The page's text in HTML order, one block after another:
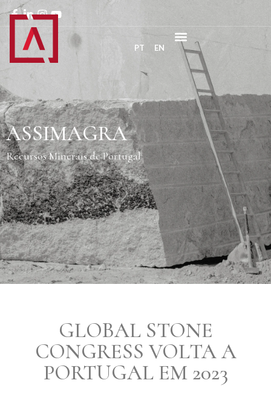
PT EN
ASSIMAGRA
Recursos Minerais de Portugal
GLOBAL STONE
CONGRESS VOLTA A
PORTUGAL EM 2023